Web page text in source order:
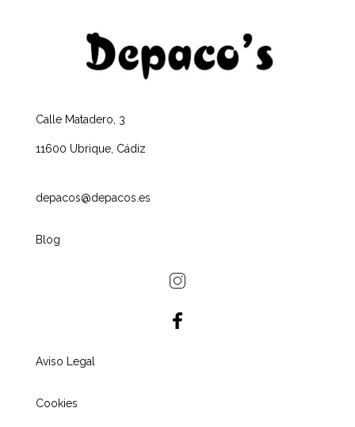
Calle Matadero, 3
11600 Ubrique, Cádiz
depacos@depacos.es
Blog
Aviso Legal
Cookies